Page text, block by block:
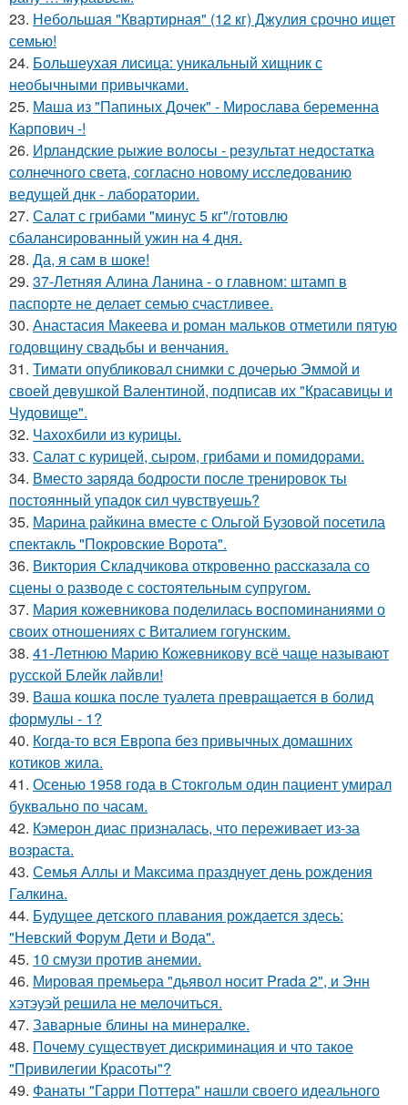
23. Небольшая "Квартирная" (12 кг) Джулия срочно ищет
семью!
24. Большеухая лисица: уникальный хищник с
необычными привычками.
25. Маша из "Папиных Дочек" - Мирослава беременна
Карпович -!
26. Ирландские рыжие волосы - результат недостатка
солнечного света, согласно новому исследованию
ведущей днк - лаборатории.
27. Салат с грибами "минус 5 кг"/готовлю
сбалансированный ужин на 4 дня.
28. Да, я сам в шоке!
29. 37-Летняя Алина Ланина - о главном: штамп в
паспорте не делает семью счастливее.
30. Анастасия Макеева и роман мальков отметили пятую
годовщину свадьбы и венчания.
31. Тимати опубликовал снимки с дочерью Эммой и
своей девушкой Валентиной, подписав их "Красавицы и
Чудовище".
32. Чахохбили из курицы.
33. Салат с курицей, сыром, грибами и помидорами.
34. Вместо заряда бодрости после тренировок ты
постоянный упадок сил чувствуешь?
35. Марина райкина вместе с Ольгой Бузовой посетила
спектакль "Покровские Ворота".
36. Виктория Складчикова откровенно рассказала со
сцены о разводе с состоятельным супругом.
37. Мария кожевникова поделилась воспоминаниями о
своих отношениях с Виталием гогунским.
38. 41-Летнюю Марию Кожевникову всё чаще называют
русской Блейк лайвли!
39. Ваша кошка после туалета превращается в болид
формулы - 1?
40. Когда-то вся Европа без привычных домашних
котиков жила.
41. Осенью 1958 года в Стокгольм один пациент умирал
буквально по часам.
42. Кэмерон диас призналась, что переживает из-за
возраста.
43. Семья Аллы и Максима празднует день рождения
Галкина.
44. Будущее детского плавания рождается здесь:
"Невский Форум Дети и Вода".
45. 10 смузи против анемии.
46. Мировая премьера "дьявол носит Prada 2", и Энн
хэтэуэй решила не мелочиться.
47. Заварные блины на минералке.
48. Почему существует дискриминация и что такое
"Привилегии Красоты"?
49. Фанаты "Гарри Поттера" нашли своего идеального